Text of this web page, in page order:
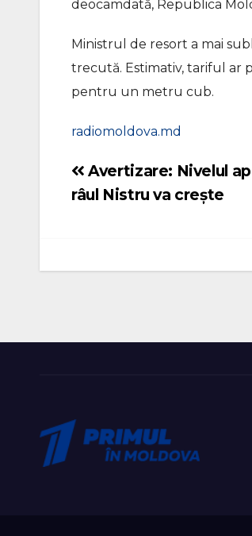
deocamdată, Republica
Ministrul de resort a mai
trecută. Estimativ, tariful ar
pentru un metru cub.
radiomoldova.md
Navigare
în
Avertizare: Nivelul
râul Nistru va crește